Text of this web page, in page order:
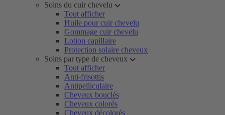
Soins du cuir chevelu
Tout afficher
Huile pour cuir chevelu
Gommage cuir chevelu
Lotion capillaire
Protection solaire cheveux
Soins par type de cheveux
Tout afficher
Anti-frisottis
Antipelliculaire
Cheveux bouclés
Cheveux colorés
Cheveux décolorés